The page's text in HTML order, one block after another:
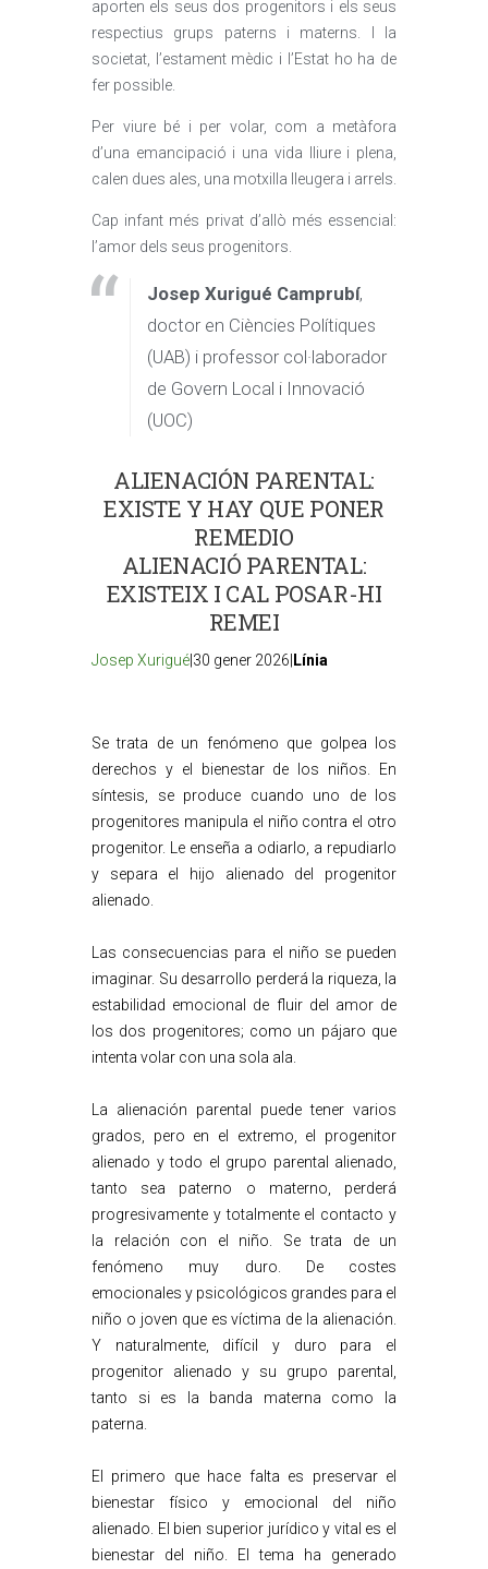
aporten els seus dos progenitors i els seus
respectius grups paterns i materns. I la
societat, l’estament mèdic i l’Estat ho ha de
fer possible.
Per viure bé i per volar, com a metàfora
d’una emancipació i una vida lliure i plena,
calen dues ales, una motxilla lleugera i arrels.
Cap infant més privat d’allò més essencial:
l’amor dels seus progenitors.
Josep Xurigué Camprubí,
doctor en Ciències Polítiques
(UAB) i professor col·laborador
de Govern Local i Innovació
(UOC)
ALIENACIÓN PARENTAL:
EXISTE Y HAY QUE PONER
REMEDIO
ALIENACIÓ PARENTAL:
EXISTEIX I CAL POSAR-HI
REMEI
Josep Xurigué |30 gener 2026| Línia
Se trata de un fenómeno que golpea los
derechos y el bienestar de los niños. En
síntesis, se produce cuando uno de los
progenitores manipula el niño contra el otro
progenitor. Le enseña a odiarlo, a repudiarlo
y separa el hijo alienado del progenitor
alienado.
Las consecuencias para el niño se pueden
imaginar. Su desarrollo perderá la riqueza, la
estabilidad emocional de fluir del amor de
los dos progenitores; como un pájaro que
intenta volar con una sola ala.
La alienación parental puede tener varios
grados, pero en el extremo, el progenitor
alienado y todo el grupo parental alienado,
tanto sea paterno o materno, perderá
progresivamente y totalmente el contacto y
la relación con el niño. Se trata de un
fenómeno muy duro. De costes
emocionales y psicológicos grandes para el
niño o joven que es víctima de la alienación.
Y naturalmente, difícil y duro para el
progenitor alienado y su grupo parental,
tanto si es la banda materna como la
paterna.
El primero que hace falta es preservar el
bienestar físico y emocional del niño
alienado. El bien superior jurídico y vital es el
bienestar del niño. El tema ha generado